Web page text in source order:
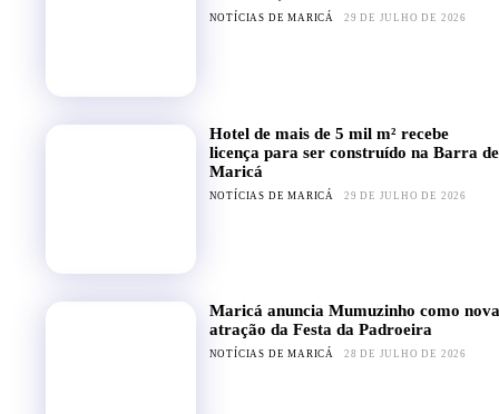
NOTÍCIAS DE MARICÁ 29 DE JULHO DE 2026
Hotel de mais de 5 mil m² recebe
licença para ser construído na Barra de
Maricá
NOTÍCIAS DE MARICÁ 29 DE JULHO DE 2026
Maricá anuncia Mumuzinho como nova
atração da Festa da Padroeira
NOTÍCIAS DE MARICÁ 28 DE JULHO DE 2026